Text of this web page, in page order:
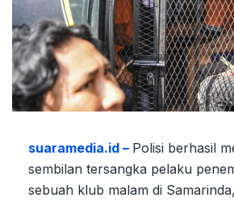
suaramedia.id – Polisi berhasil
sembilan tersangka pelaku
sebuah klub malam di